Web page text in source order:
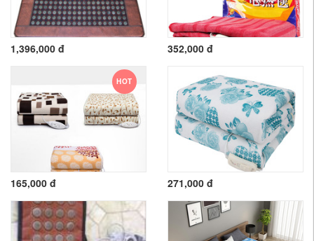
1,396,000 đ 352,000 đ
HOT
165,000 đ 271,000 đ